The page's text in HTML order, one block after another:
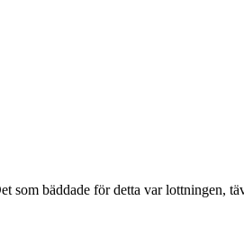
som bäddade för detta var lottningen,